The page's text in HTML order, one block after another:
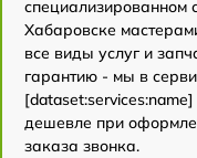
специализированном
Хабаровске
все виды услуг и
гарантию - мы в
дешевле при
заказа звонка.